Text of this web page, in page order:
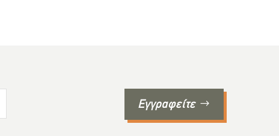
Εγγραφείτε